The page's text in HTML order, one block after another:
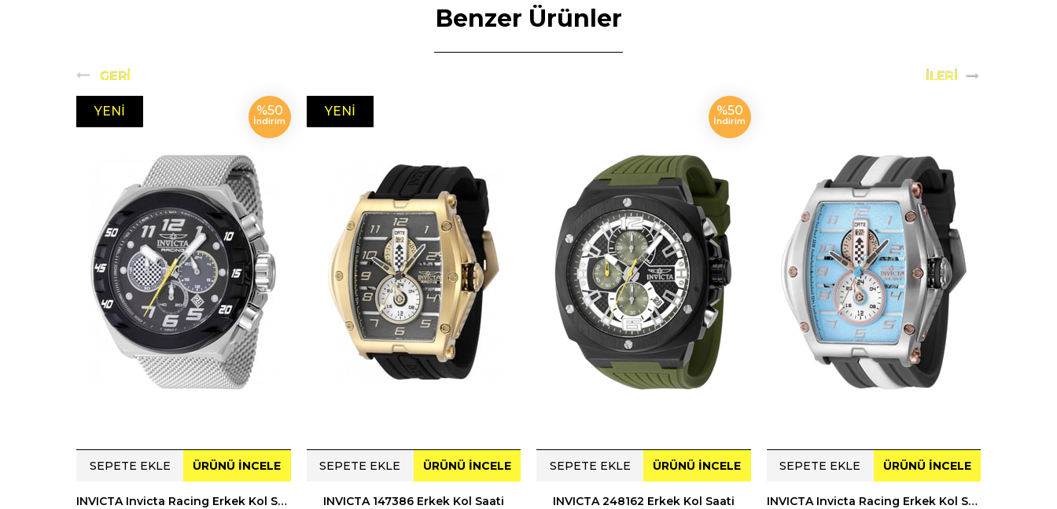
Benzer Ürünler
INVICTA Invicta Racing Erkek Kol Saati 247203
SEPETE EKLE ÜRÜNÜ İNCELE
%50
İndirim
YENI
INVICTA 147386 Erkek Kol Saati
SEPETE EKLE ÜRÜNÜ İNCELE
YENI
INVICTA 248162 Erkek Kol Saati
SEPETE EKLE ÜRÜNÜ İNCELE
%50
İndirim
INVICTA Invicta Racing Erkek Kol Saati 147385
SEPETE EKLE ÜRÜNÜ İNCELE